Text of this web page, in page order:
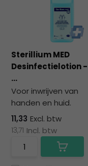
Sterillium MED
Desinfectielotion -
...
Voor inwrijven van
handen en huid.
11,33 Excl. btw
13,71 Incl. btw